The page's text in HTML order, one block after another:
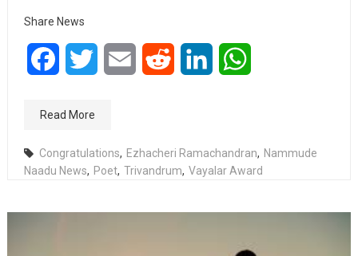
Share News
FacebookTwitter Email Reddit LinkedIn
Read More
Congratulations, Ezhacheri Ramachandran, Nammude
Naadu News, Poet, Trivandrum, Vayalar Award